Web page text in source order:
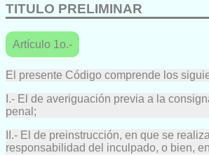
TITULO PRELIMINAR
Artículo 1o.-
El presente Código comprende los
I.- El de averiguación previa a la
penal;
II.- El de preinstrucción, en que se
responsabilidad del inculpado, o bien,